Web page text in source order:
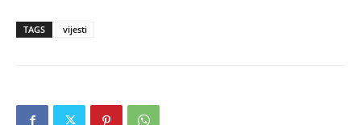
TAGS vijesti